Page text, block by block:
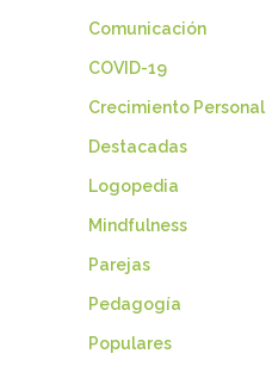
Comunicación
COVID-19
Crecimiento Personal
Destacadas
Logopedia
Mindfulness
Parejas
Pedagogía
Populares